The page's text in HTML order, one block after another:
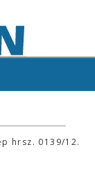
hrsz. 0139/12.